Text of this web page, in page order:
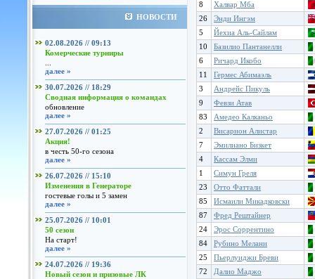
НОВОСТИ
02.08.2026 // 09:13
Комерческие турниры
далее »
30.07.2026 // 18:29
Сводная информация о командах
обновление
далее »
27.07.2026 // 01:25
Акция!
в честь 50-го сезона
далее »
26.07.2026 // 15:10
Изменения в Генераторе
гостевые голы и 5 замен
далее »
25.07.2026 // 10:01
50 сезон
На старт!
далее »
24.07.2026 // 19:36
Новый сезон и призовые ЛК
8
Халвар Мба
26
Энди Ингэм
5
Йехиа Аль-Сайлам
10
Базилио Пантанелли
6
Ричард Икобо
11
Гермес Абимаэль
3
Андрейс Пикуль
9
Февзи Атав
83
Амедео Калканьо
2
Висарион Алистар
7
Эмилиано Бизкет
4
Кассам Элми
1
Симун Греля
23
Отто Фаттали
85
Исмаили Микадковски
87
Фред Рештайнер
24
Эрос Соррентино
84
Рубино Мелани
25
Пьерлуиджи Бреви
72
Далио Маджо